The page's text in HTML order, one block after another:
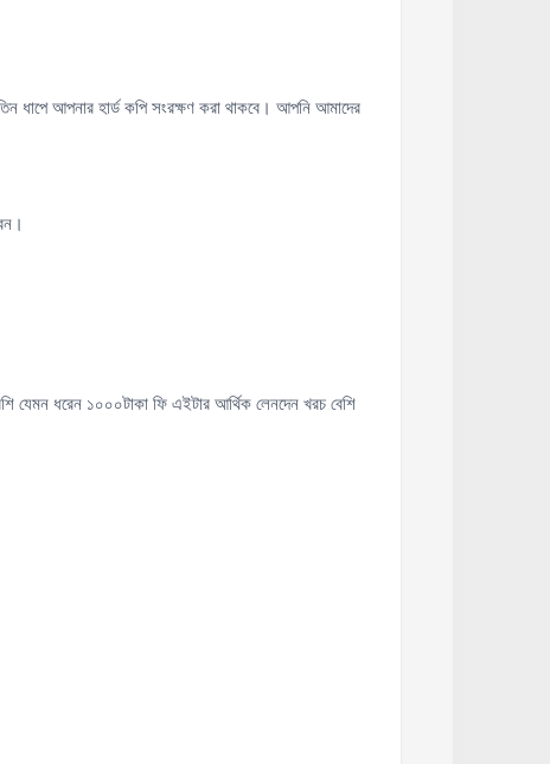
আপনার হার্ড কপি সংরক্ষণ করা থাকবে। আপনি আমাদের
যেমন ধরেন ১০০০টাকা ফি এইটার আর্থিক লেনদেন খরচ বেশি